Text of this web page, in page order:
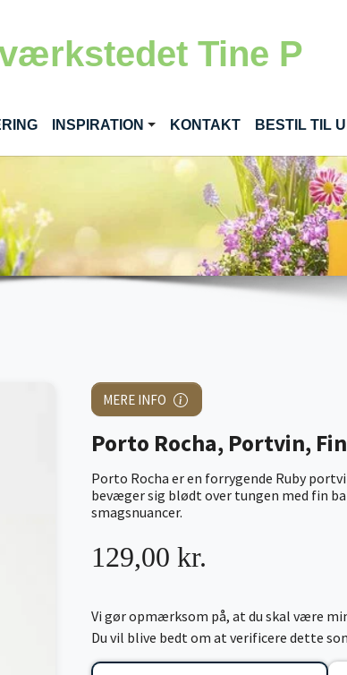
Tine P
INSPIRATION KONTAKT BESTIL TIL
MERE INFO
Porto Rocha, Portvin,
Porto Rocha er en forrygende Ruby
bevæger sig blødt over tungen med fin
smagsnuancer.
129,00 kr.
Vi gør opmærksom på, at du skal være
Du vil blive bedt om at verificere dette